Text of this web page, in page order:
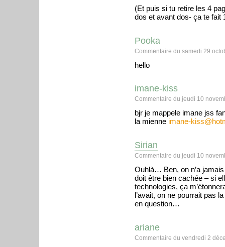
(Et puis si tu retire les 4
dos et avant dos- ça te fait
Pooka
Commentaire du samedi 29
hello
imane-kiss
Commentaire du jeudi 10
bjr je mappele imane jss
la mienne imane-
Sirian
Commentaire du jeudi 10
Ouhlà… Ben, on n’a
doit être bien cachée – si
technologies, ça
l’avait, on ne pourrait pas
en question…
ariane
Commentaire du vendredi 2